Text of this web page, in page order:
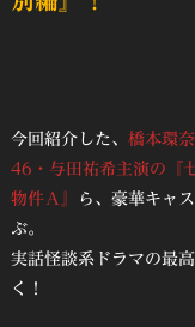
今回紹介した、 橋本環
46・与田祐希主演の『
物件Ａ』
ら、豪華キャ
ぶ。
実話怪談系ドラマの最
く！